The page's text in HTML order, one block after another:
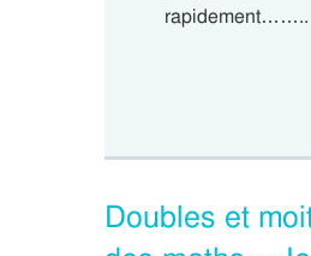
rapidement……..
Doubles et